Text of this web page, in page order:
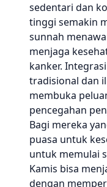
sedentari dan
tinggi semakin
sunnah
menjaga
kanker.
tradisional dan
membuka
pencegahan
Bagi mereka
puasa untuk
untuk memulai
Kamis bisa
dengan